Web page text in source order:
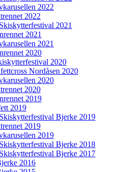
2022
2022
2021
2021
2021
2020
2020
Nordåsen 2020
2020
2020
2019
2019
Bjerke 2019
2019
2019
Bjerke 2018
Bjerke 2017
2016